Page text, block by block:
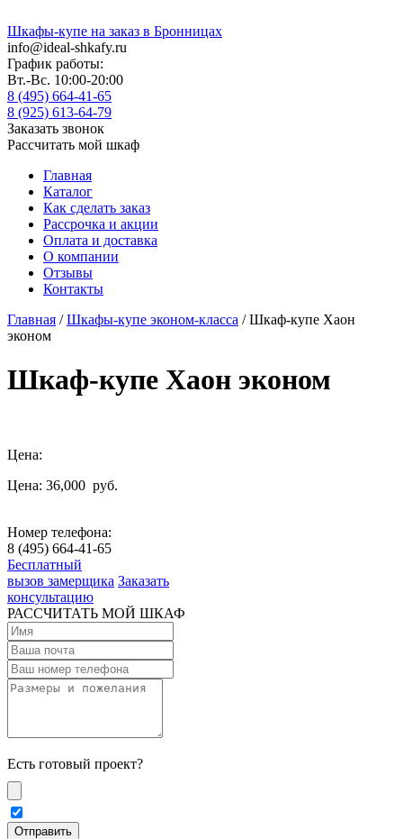
Шкафы-купе на заказ в Бронницах
info@ideal-shkafy.ru
График работы:
Вт.-Вс. 10:00-20:00
8 (495) 664-41-65
8 (925) 613-64-79
Заказать звонок
Рассчитать мой шкаф
Главная
Каталог
Как сделать заказ
Рассрочка и акции
Оплата и доставка
О компании
Отзывы
Контакты
Главная /Шкафы-купе эконом-класса / Шкаф-купе Хаон
эконом
Шкаф-купе Хаон эконом
Цена:
Цена: 36,000 руб.
Номер телефона:
8 (495) 664-41-65
Бесплатный
вызов замерщика Заказать
консультацию
РАССЧИТАТЬ МОЙ ШКАФ
Есть готовый проект?